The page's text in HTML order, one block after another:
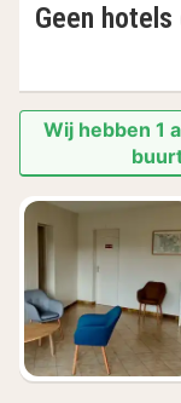
Geen
Wij hebben 1